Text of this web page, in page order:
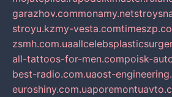
garazhov.commonamy.net
stroyu.kzmy-vesta.com
zsmh.com.ua
all-tattoos-for-men.compoisk-
best-radio.com.uaost-
euroshiny.com.ua